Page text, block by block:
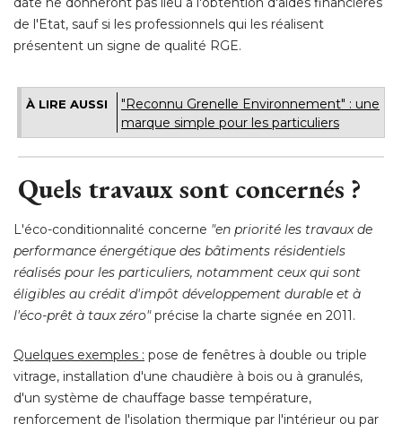
de l'Etat, sauf si les professionnels qui les réalisent
présentent un signe de qualité RGE.
À LIRE AUSSI
"Reconnu Grenelle Environnement" : une
marque simple pour les particuliers
Quels travaux sont concernés ?
L'éco-conditionnalité concerne "en priorité les travaux de
performance énergétique des bâtiments résidentiels
réalisés pour les particuliers, notamment ceux qui sont
éligibles au crédit d'impôt développement durable et à
l'éco-prêt à taux zéro" précise la charte signée en 2011.
Quelques exemples : pose de fenêtres à double ou triple
vitrage, installation d'une chaudière à bois ou à granulés,
d'un système de chauffage basse température,
renforcement de l'isolation thermique par l'intérieur ou par